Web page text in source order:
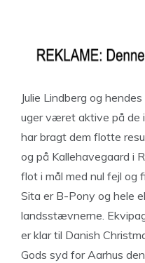
Julie Lindberg og
uger været aktive på de
har bragt dem flotte
og på Kallehavegaard i
flot i mål med nul fejl og
Sita er B-Pony og hele
landsstævnerne.
er klar til Danish
Gods syd for Aarhus